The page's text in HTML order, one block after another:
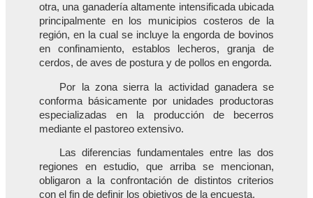
otra, una ganadería altamente intensificada ubicada
principalmente en los municipios costeros de la
región, en la cual se incluye la engorda de bovinos
en confinamiento, establos lecheros, granja de
cerdos, de aves de postura y de pollos en engorda.
Por la zona sierra la actividad ganadera se
conforma básicamente por unidades productoras
especializadas en la producción de becerros
mediante el pastoreo extensivo.
Las diferencias fundamentales entre las dos
regiones en estudio, que arriba se mencionan,
obligaron a la confrontación de distintos criterios
con el fin de definir los objetivos de la encuesta.